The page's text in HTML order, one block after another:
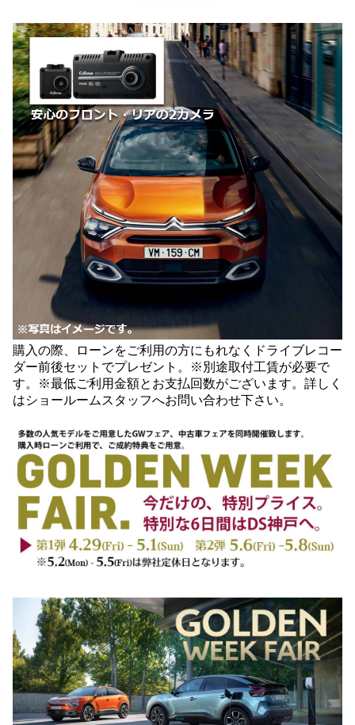
購入の際、ローンをご利用の方にもれなくドライブレコー
ダー前後セットでプレゼント。※別途取付工賃が必要で
す。※最低ご利用金額とお支払回数がございます。詳しく
はショールームスタッフへお問い合わせ下さい。